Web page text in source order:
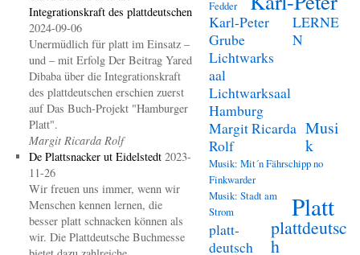
Integrationskraft des plattdeutschen
2024-09-06
Unermüdlich für platt im Einsatz –
und – mit Erfolg Der Beitrag Yared
Dibaba über die Integrationskraft
des plattdeutschen erschien zuerst
auf Das Buch-Projekt "Hamburger
Platt".
Margit Ricarda Rolf
De Plattsnacker ut Eidelstedt 2023-
11-26
Wir freuen uns immer, wenn wir
Menschen kennen lernen, die
besser platt schnacken können als
wir. Die Plattdeutsche Buchmesse
Fedder
Karl-Peter
Grube
LERNE
N
Lichtwarks
aal
Lichtwarksaal
Hamburg
Margit Ricarda
Rolf
Musi
k
Musik: Mit´n Fährschipp no
Finkwarder
Musik: Stadt am
Strom
Platt
platt-
deutsch
plattdeutsc
h